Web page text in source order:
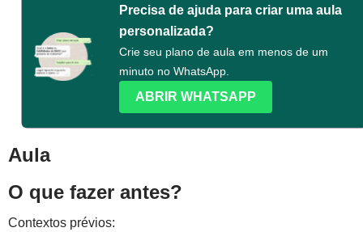
Precisa de ajuda para criar uma aula
personalizada?
Crie seu plano de aula em menos de um
minuto no WhatsApp.
ABRIR WHATSAPP
Aula
O que fazer antes?
Contextos prévios: